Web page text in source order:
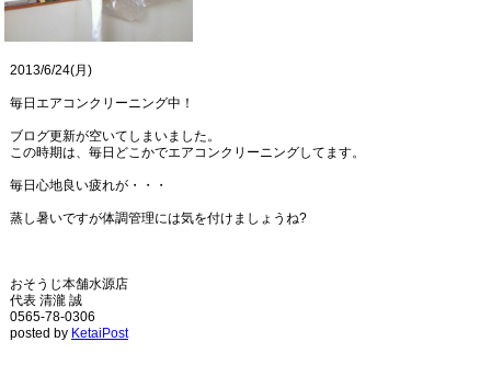
2013/6/24(月)
毎日エアコンクリーニング中！
ブログ更新が空いてしまいました。
この時期は、毎日どこかでエアコンクリーニングしてます。
毎日心地良い疲れが・・・
蒸し暑いですが体調管理には気を付けましょうね?
おそうじ本舗水源店
代表 清瀧 誠
0565-78-0306
posted by KetaiPost